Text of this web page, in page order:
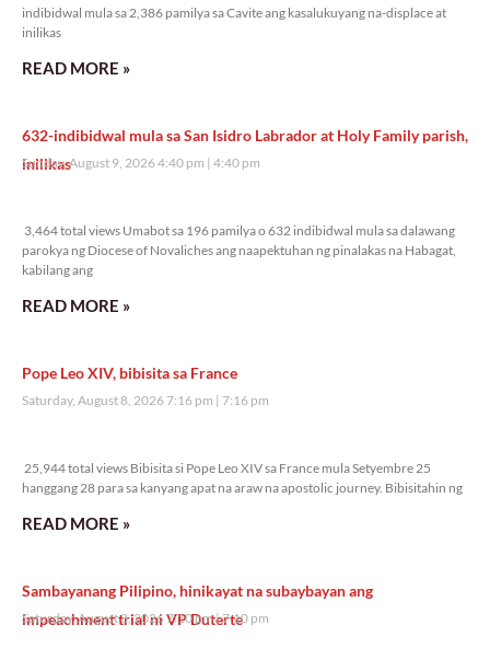
indibidwal mula sa 2,386 pamilya sa Cavite ang kasalukuyang na-displace at
inilikas
READ MORE »
632-indibidwal mula sa San Isidro Labrador at Holy Family parish,
inilikas
Sunday, August 9, 2026 4:40 pm 4:40 pm
3,464 total views Umabot sa 196 pamilya o 632 indibidwal mula sa dalawang
parokya ng Diocese of Novaliches ang naapektuhan ng pinalakas na Habagat,
kabilang ang
READ MORE »
Pope Leo XIV, bibisita sa France
Saturday, August 8, 2026 7:16 pm 7:16 pm
25,944 total views Bibisita si Pope Leo XIV sa France mula Setyembre 25
hanggang 28 para sa kanyang apat na araw na apostolic journey. Bibisitahin ng
READ MORE »
Sambayanang Pilipino, hinikayat na subaybayan ang
impeachment trial ni VP Duterte
Saturday, August 8, 2026 7:10 pm 7:10 pm